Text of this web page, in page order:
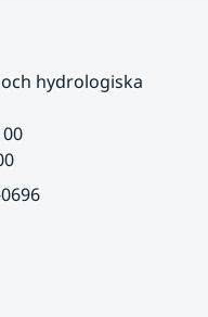
hydrologiska